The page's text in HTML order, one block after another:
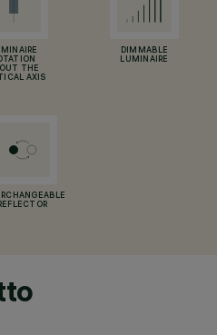
THE
AXIS
DIMMABLE
LUMINAIRE